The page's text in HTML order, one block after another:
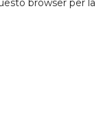
browser per la